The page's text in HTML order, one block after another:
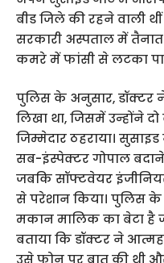
बीड जिले की रहने वाली
सरकारी अस्पताल में तैनात
कमरे में फांसी से लटका
पुलिस के अनुसार, डॉक्टर
लिखा था, जिसमें उन्होंने
जिम्मेदार ठहराया।
सब-इंस्पेक्टर गोपाल
जबकि सॉफ्टवेयर
से परेशान किया। पुलिस
मकान मालिक का बेटा है
बताया कि डॉक्टर ने
उसे फोन पर बात की थी